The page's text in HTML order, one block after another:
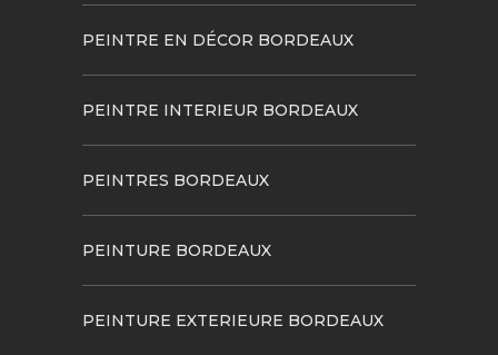
PEINTRE EN DÉCOR BORDEAUX
PEINTRE INTERIEUR BORDEAUX
PEINTRES BORDEAUX
PEINTURE BORDEAUX
PEINTURE EXTERIEURE BORDEAUX